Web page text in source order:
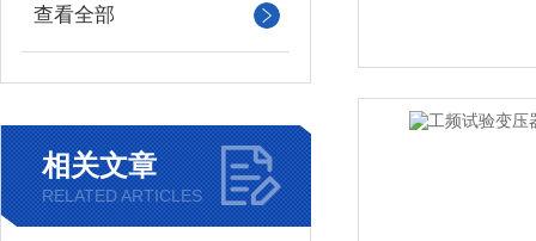
查看全部
相关文章
RELATED ARTICLES